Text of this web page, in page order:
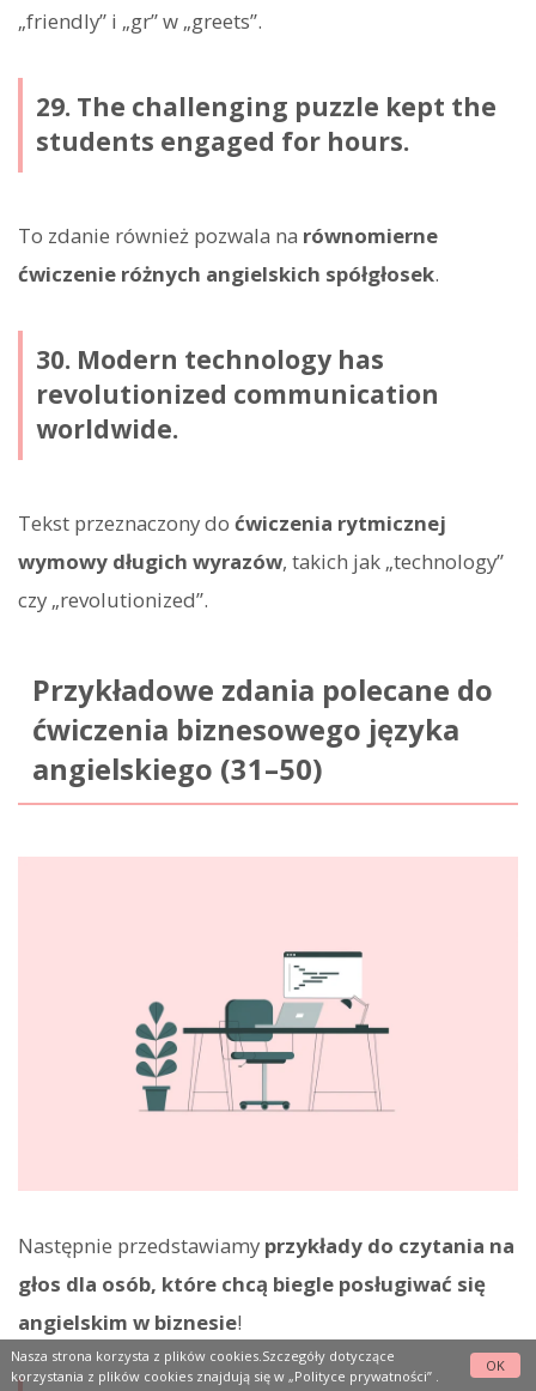
„friendly” i „gr” w „greets”.
29. The challenging puzzle kept the
students engaged for hours.
To zdanie również pozwala na równomierne
ćwiczenie różnych angielskich spółgłosek.
30. Modern technology has
revolutionized communication
worldwide.
Tekst przeznaczony do ćwiczenia rytmicznej
wymowy długich wyrazów, takich jak „technology”
czy „revolutionized”.
Przykładowe zdania polecane do
ćwiczenia biznesowego języka
angielskiego (31–50)
Następnie przedstawiamy przykłady do czytania na
głos dla osób, które chcą biegle posługiwać się
angielskim w biznesie!
Nasza strona korzysta z plików cookies.Szczegóły dotyczące
korzystania z plików cookies znajdują się w „Polityce prywatności”.
OK